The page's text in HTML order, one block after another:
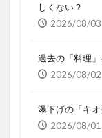
しくない？
2026/08/03
過去の「料理
2026/08/02
瀑下げの「キ
2026/08/01